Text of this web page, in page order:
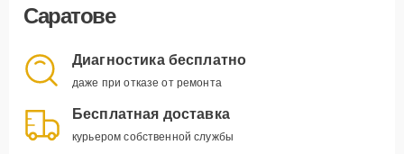
Саратове
Диагностика бесплатно
даже при отказе от ремонта
Бесплатная доставка
курьером собственной службы